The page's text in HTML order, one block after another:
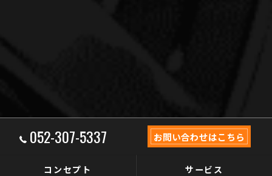
052-307-5337 お問い合わせはこちら
コンセプト サービス